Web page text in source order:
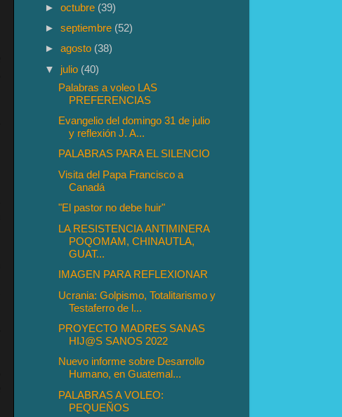
►octubre (39)
►septiembre (52)
►agosto (38)
▼ julio (40)
Palabras a voleo LAS
PREFERENCIAS
Evangelio del domingo 31 de julio
y reflexión J. A...
PALABRAS PARA EL SILENCIO
Visita del Papa Francisco a
Canadá
"El pastor no debe huir"
LA RESISTENCIA ANTIMINERA
POQOMAM, CHINAUTLA,
GUAT...
IMAGEN PARA REFLEXIONAR
Ucrania: Golpismo, Totalitarismo y
Testaferro de l...
PROYECTO MADRES SANAS
HIJ@S SANOS 2022
Nuevo informe sobre Desarrollo
Humano, en Guatemal...
PALABRAS A VOLEO:
PEQUEÑOS